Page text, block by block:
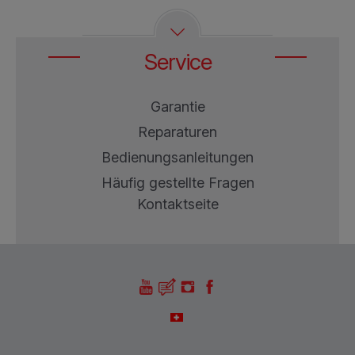
Sie die Dauer des Toastvorgangs nach Ihrem
Service
Garantie
Reparaturen
Bedienungsanleitungen
Häufig gestellte Fragen
Kontaktseite